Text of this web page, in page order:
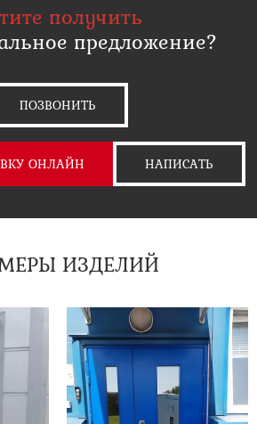
получить
предложение?
ПОЗВОНИТЬ
ОНЛАЙН НАПИСАТЬ
ИЗДЕЛИЙ